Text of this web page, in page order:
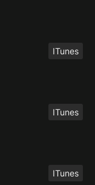
ITunes
ITunes
ITunes